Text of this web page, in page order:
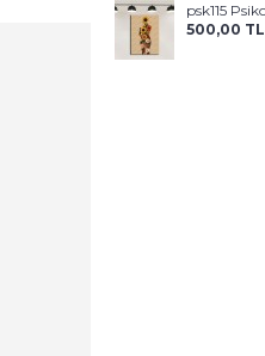
500,00 TL